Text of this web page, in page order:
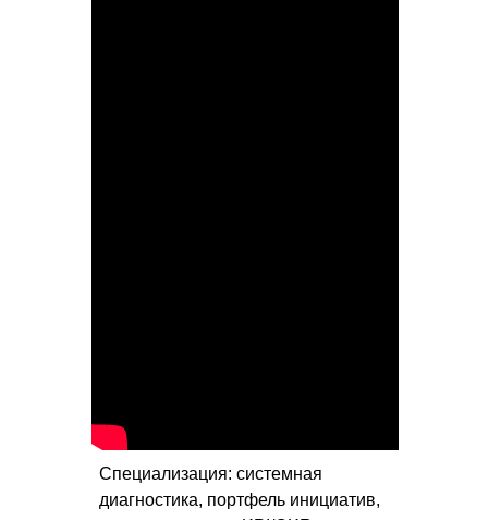
Специализация: системная
диагностика, портфель инициатив,